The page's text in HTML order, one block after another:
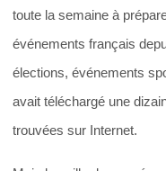
toute la semaine à
événements français
élections, événements
avait téléchargé une
trouvées sur Internet.